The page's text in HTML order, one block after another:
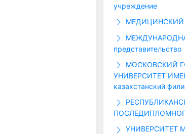
учреждение
МЕДИЦИНСКИЙ
представительство
МОСКОВСКИЙ
УНИВЕРСИТЕТ
казахстанский
УНИВЕРСИТЕТ